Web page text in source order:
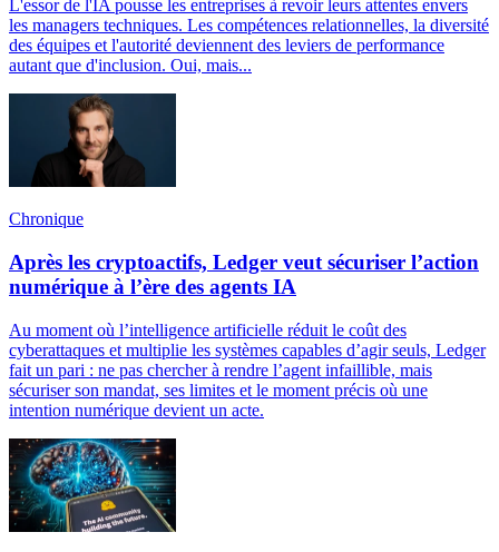
L'essor de l'IA pousse les entreprises à revoir leurs attentes envers
les managers techniques. Les compétences relationnelles, la diversité
des équipes et l'autorité deviennent des leviers de performance
autant que d'inclusion. Oui, mais...
Chronique
Après les cryptoactifs, Ledger veut sécuriser l’action
numérique à l’ère des agents IA
Au moment où l’intelligence artificielle réduit le coût des
cyberattaques et multiplie les systèmes capables d’agir seuls, Ledger
fait un pari : ne pas chercher à rendre l’agent infaillible, mais
sécuriser son mandat, ses limites et le moment précis où une
intention numérique devient un acte.